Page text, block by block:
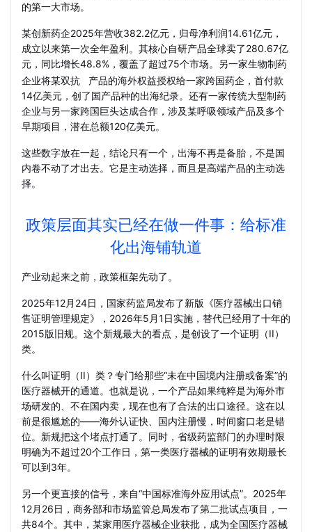
的第一大市场。
某创新药企2025年营收382.2亿元，归母净利润14.61亿元，
成立以来第一次全年盈利。其核心自研产品全球卖了280.67亿
元，同比增长48.8%，覆盖了超过75个市场。另一家生物制药
企业将某双抗
产品的海外权益授权给一家跨国药企，首付款
14亿美元，创了国产品种的出海纪录。还有一家传统大型制药
企业与另一家跨国巨头达成合作，涉及某呼吸领域产品及多个
早期项目，潜在总额120亿美元。
这些数字放在一起，结论只有一个，出海不再是备胎，不是国
内卷不动了才出去。它是主动选择，而且是高端产品的主动选
择。
政策层面其实已经在做一件事：给标准
化出海铺轨道
产业动起来之前，政策框架先动了。
2025年12月24日，国家药监局发布了新版《医疗器械出口销
售证明管理规定》，2026年5月1日实施，替代已经用了十年的
2015版旧规。这个新规最大的看点，是创设了一个证明（II）
类。
什么叫证明（II）类？专门给那些“未在中国境内注册或备案”的
医疗器械开的通道。也就是说，一个产品如果纯粹是为海外市
场研发的、不在国内卖，现在也有了合法的出口途径。这在以
前是很尴尬的——海外认证快、国内注册慢，时间窗口老是错
位。新规把这个堵点打通了。同时，省级药监部门的办理时限
明确为不超过20个工作日，第一类医疗器械的证明有效期最长
可以到3年。
另一个更直接的信号，来自“中国标准海外应用试点”。2025年
12月26日，商务部和市场监管总局发布了第二批试点项目，一
共84个。其中，某家用医疗器械企业获批，成为全国医疗器械